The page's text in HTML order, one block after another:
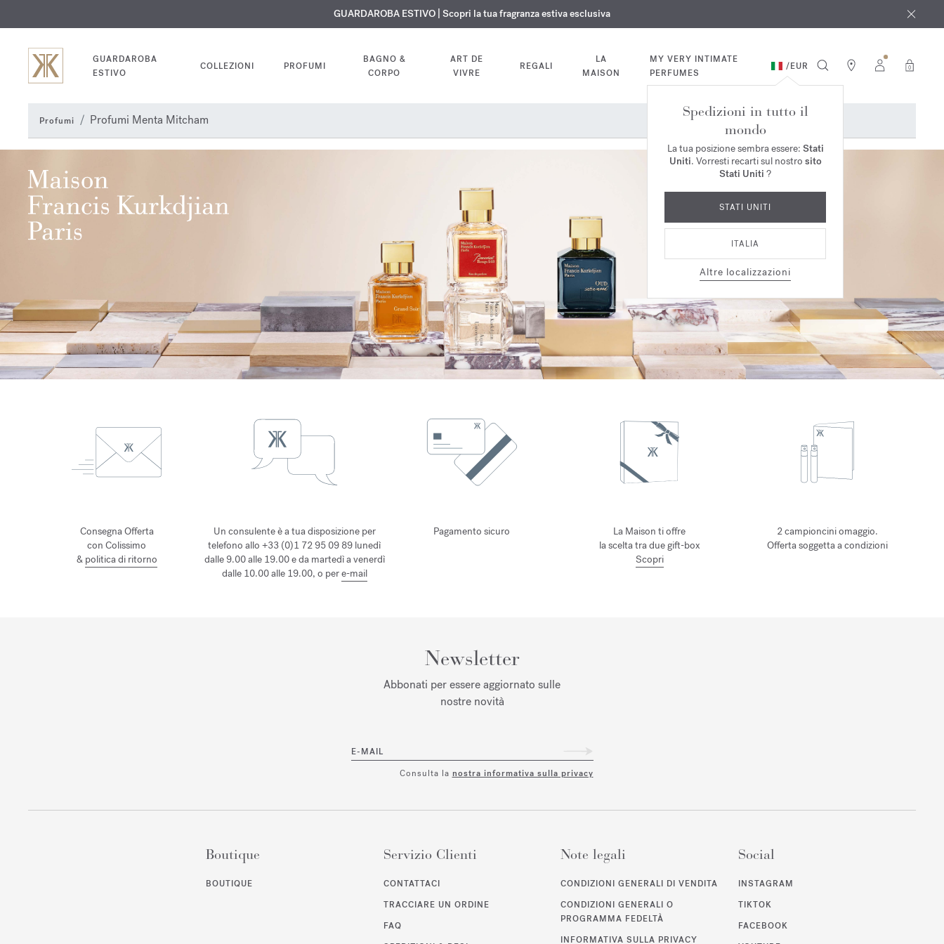
ESCLUSIVO | Scopri la nuova fragranza OUDvelvet moodnel tuo ordine*
INCISIONE GRATUITA | Su tutte le fragranze e gli oli per il corpo fino al 9 agosto
GUARDAROBA ESTIVO | Scopri la tua fragranza estiva esclusiva
GUARDAROBA
ESTIVO
COLLEZIONI PROFUMI
BAGNO &
CORPO
ART DE
VIVRE
REGALI
LA
MAISON
MY VERY INTIMATE
PERFUMES
/EUR 0
Spedizioni in tutto il
mondo
La tua posizione sembra essere: Stati
Uniti. Vorresti recarti sul nostro sito
Stati Uniti ?
STATI UNITI
ITALIA
Altre localizzazioni
Profumi Profumi Menta Mitcham
Consegna Offerta
con Colissimo
& politica di ritorno
Un consulente è a tua disposizione per
telefono allo +33 (0)1 72 95 09 89 lunedì
dalle 9.00 alle 19.00 e da martedì a venerdì
dalle 10.00 alle 19.00, o pere-mail
Pagamento sicuro
La Maison ti offre
la scelta tra due gift-box
Scopri
2 campioncini omaggio.
Offerta soggetta a condizioni
Newsletter
Abbonati per essere aggiornato sulle
nostre novità
E-MAIL
Consulta la nostra informativa sulla privacy
Boutique
BOUTIQUE
Servizio Clienti
CONTATTACI
TRACCIARE UN ORDINE
FAQ
Note legali
CONDIZIONI GENERALI DI VENDITA
CONDIZIONI GENERALI O
PROGRAMMA FEDELTÀ
INFORMATIVA SULLA PRIVACY
Social
INSTAGRAM
TIKTOK
FACEBOOK